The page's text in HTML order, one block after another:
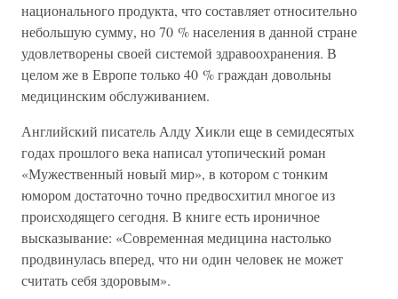
национального продукта, что составляет относительно
небольшую сумму, но 70 % населения в данной стране
удовлетворены своей системой здравоохранения. В
целом же в Европе только 40 % граждан довольны
медицинским обслуживанием.
Английский писатель Алду Хикли еще в семидесятых
годах прошлого века написал утопический роман
«Мужественный новый мир», в котором с тонким
юмором достаточно точно предвосхитил многое из
происходящего сегодня. В книге есть ироничное
высказывание: «Современная медицина настолько
продвинулась вперед, что ни один человек не может
считать себя здоровым».